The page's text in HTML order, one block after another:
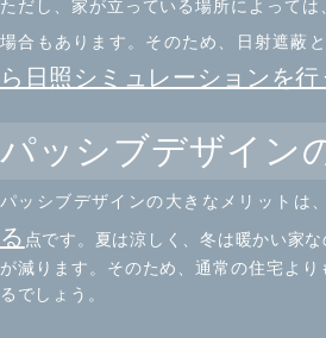
ただし、家が立っている場所によって
場合もあります。そのため、日射遮蔽
ら日照シミュレーションを行
パッシブデザイン
パッシブデザインの大きなメリットは、
る 点です。夏は涼しく、冬は暖かい家
が減ります。そのため、通常の住宅よ
るでしょう。